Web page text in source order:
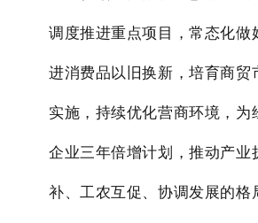
调度推进重点项目，常态化
进消费品以旧换新，培育商贸
实施，持续优化营商环境，
企业三年倍增计划，推动产
补、工农互促、协调发展的格